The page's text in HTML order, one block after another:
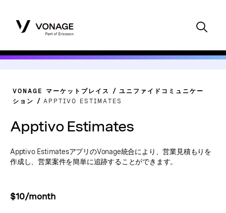
VONAGE マーケットプレイス
ユニファイドコミュニケー
ション
APPTIVO ESTIMATES
Apptivo Estimates
Apptivo EstimatesアプリのVonage統合により、営業見積もりを
作成し、営業案件を簡単に追跡することができます。
$10/month